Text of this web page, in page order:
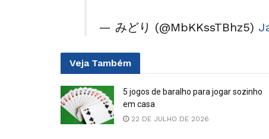
— みどり (@MbKKssTBhz5)
Veja Também
5 jogos de baralho para jogar sozinho
em casa
22 DE JULHO DE 2026